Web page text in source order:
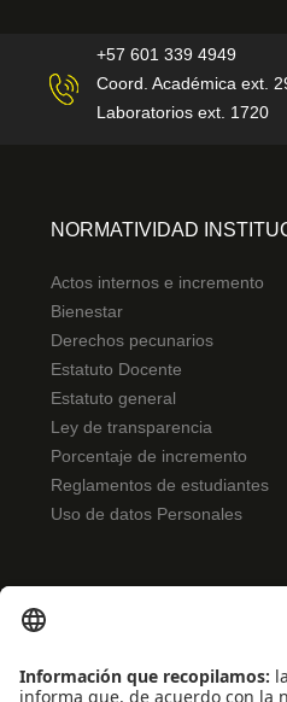
+57 601 339 4949
Coord. Académica ext.
Laboratorios ext. 1720
NORMATIVIDAD
Actos internos e incremento
Bienestar
Derechos pecunarios
Estatuto Docente
Estatuto general
Ley de transparencia
Porcentaje de incremento
Reglamentos de estudiantes
Uso de datos Personales
Noticias
Eventos